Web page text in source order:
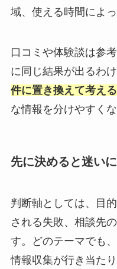
域、使える時間によ
口コミや体験談は参
に同じ結果が出るわ
件に置き換えて考える
な情報を分けやすくな
先に決めると迷い
判断軸としては、目
される失敗、相談先
す。どのテーマでも
情報収集が行き当た